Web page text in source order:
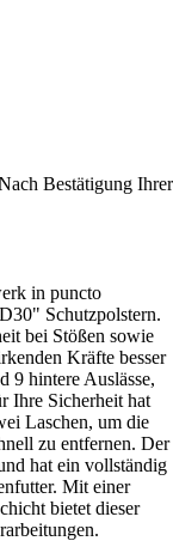
Bestätigung Ihrer
in puncto
Schutzpolstern.
bei Stößen sowie
Kräfte besser
9 hintere Auslässe,
Ihre Sicherheit hat
Laschen, um die
zu entfernen. Der
hat ein vollständig
Mit einer
bietet dieser